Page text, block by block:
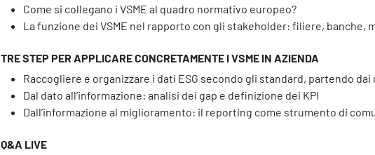
Come si collegano i VSME al quadro normativo europeo?
La funzione dei VSME nel rapporto con gli stakeholder: filiere, banche,
TRE STEP PER APPLICARE CONCRETAMENTE I VSME IN AZIENDA
Raccogliere e organizzare i dati ESG secondo gli standard, partendo
Dal dato all’informazione: analisi dei gap e definizione dei KPI
Dall’informazione al miglioramento: il reporting come strumento di
Q&A LIVE